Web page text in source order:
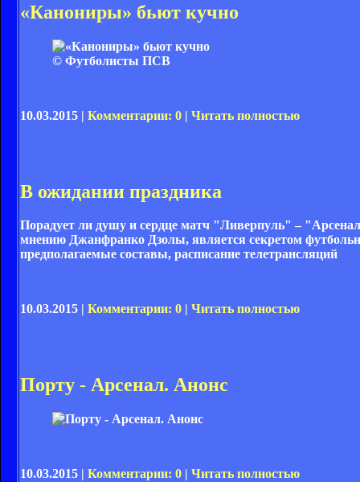
«Канониры» бьют кучно
© Футболисты ПСВ
10.03.2015 | Комментарии: 0 | Читать полностью
В ожидании праздника
Порадует ли душу и сердце матч "Ливерпуль" –
мнению Джанфранко Дзолы, является секретом
предполагаемые составы, расписание телетрансляций
10.03.2015 | Комментарии: 0 | Читать полностью
Порту - Арсенал. Анонс
10.03.2015 | Комментарии: 0 | Читать полностью